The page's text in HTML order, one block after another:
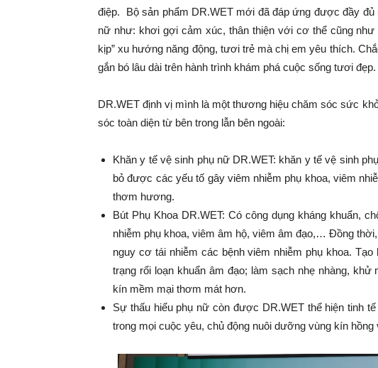
điệp. Bộ sản phẩm DR.WET mới đã đáp ứng được đầy đủ
nữ như: khơi gợi cảm xúc, thân thiện với cơ thể cũng
kịp” xu hướng năng động, tươi trẻ mà chị em yêu thích.
gắn bó lâu dài trên hành trình khám phá cuộc sống tươi đẹp.
DR.WET định vị mình là một thương hiệu chăm sóc sức
sóc toàn diện từ bên trong lẫn bên ngoài:
Khăn y tế vệ sinh phụ nữ DR.WET: khăn y tế vệ sinh
bỏ được các yếu tố gây viêm nhiễm phụ khoa, viêm
thơm hương.
Bút Phụ Khoa DR.WET: Có công dụng kháng khuẩn,
nhiễm phụ khoa, viêm âm hộ, viêm âm đạo,… Đồng
nguy cơ tái nhiễm các bệnh viêm nhiễm phụ khoa.
trạng rối loạn khuẩn âm đạo; làm sạch nhẹ nhàng,
kín mềm mại thơm mát hơn.
Sự thấu hiểu phụ nữ còn được DR.WET thể hiện tinh
trong mọi cuộc yêu, chủ động nuôi dưỡng vùng kín